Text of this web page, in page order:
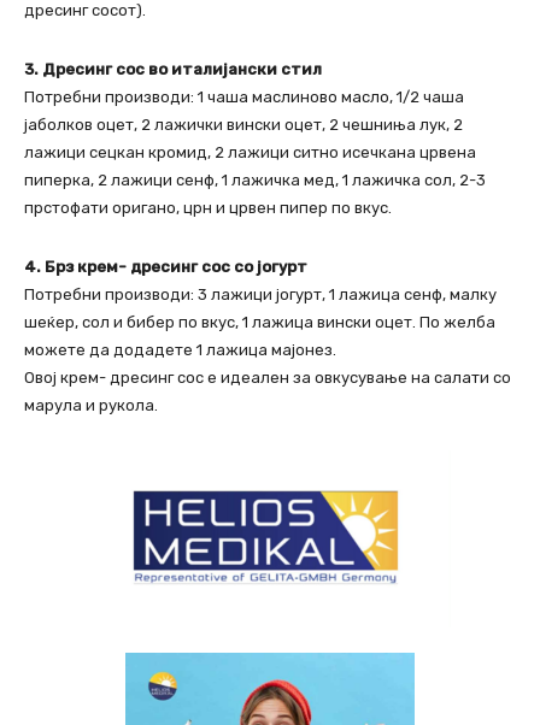
дресинг сосот).
3. Дресинг сос во италијански стил
Потребни производи: 1 чаша маслиново масло, 1/2 чаша
јаболков оцет, 2 лажички вински оцет, 2 чешниња лук, 2
лажици сецкан кромид, 2 лажици ситно исечкана црвена
пиперка, 2 лажици сенф, 1 лажичка мед, 1 лажичка сол, 2-3
прстофати оригано, црн и црвен пипер по вкус.
4. Брз крем- дресинг сос со јогурт
Потребни производи: 3 лажици јогурт, 1 лажица сенф, малку
шеќер, сол и бибер по вкус, 1 лажица вински оцет. По желба
можете да додадете 1 лажица мајонез.
Овој крем- дресинг сос е идеален за овкусување на салати со
марула и рукола.